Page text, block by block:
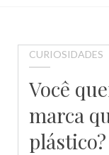
CURIOSIDADES
Você
marca
plástico?